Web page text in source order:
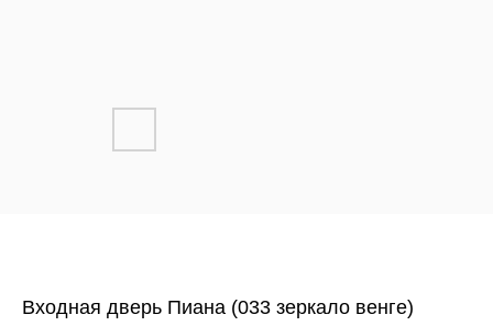
Входная дверь Пиана (033 зеркало венге)